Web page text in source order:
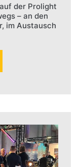
der Prolight
– an den
im Austausch